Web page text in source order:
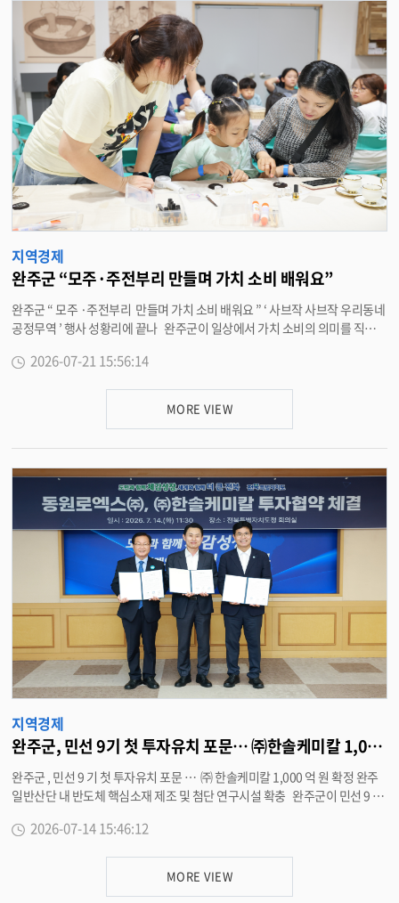
충 및 새원역사길 정비 등을 통해 안전하고 쾌적한 정주환경을 조성하며 구도
심에 활력을 불어넣었다 . 또한 노후주택 42 호에 대해 집수리 사업을 함께 진
행하여 정주환경 개선과 주거복지향상에도 힘을 쏟았다 . 도시재생의 중심인
새원복합어울림센터는 책쉼터 , 공부방 , 건강증진실 , 동아리방 , 체력단련실
등을 갖춘 복합문화공간으로 조성됐다 . 특히 올해 7 월부터 운영을 시작한 체
력단련실은 현재 160 여 명의 회원이 이용하며 구도심 방문객 증가와 함께 주
변 상권에도 활력을 더하고 있다 . 안산호 하원신마을 이장은 “ 예전에는 저녁
이면 적막했던 거리가 이제는 주민들이 모이고 웃음이 넘치는 사람 냄새 나는
공간으로 바뀌었다 ” 며 “ 도시재생사업과 행정의 적극적인 추진력이 구도심
을 다시 살아 숨 쉬는 중심지로 만들고 있다 ” 고 말했다 . 유희태 완주군수는 “
도시재생은 공간을 정비하는 데 그치지 않고 주민들의 삶과 공동체를 회복하
는 사업 ” 이라며 “ 새원복합어울림센터를 중심으로 정주여건을 개선하고 지
역경제에 활력을 불어넣을 수 있도록 지속적으로 노력하겠다 ” 고 말했다 . <
지역경제
완주군 “모주·주전부리 만들며 가치 소비 배워요”
완주군 “ 모주 ·주전부리 만들며 가치 소비 배워요 ” ‘ 사브작 사브작 우리동네
공정무역 ’ 행사 성황리에 끝나 완주군이 일상에서 가치 소비의 의미를 직접
최근 동상면 농업회사법인 공동체공간 수작에서 지역 소상공인과 주민들이 함
한 현장 소통 행보다 . 현장에는 달달구리 , 반줄 , 삼산도가 , 서리울 , 수작 , 조
아지구 등 지역 업체 6 곳이 동참해 공정무역 재료를 접목한 다채로운 체험 활
동을 주도했다 . 참가자들은 공정무역 설탕인 모스코바도를 활용한 디저트와
쌀강정 , 어머니의 손맛이 담긴 모주 만들기를 비롯해 아로마 오일 체험 , 공정
무역 원두를 재활용한 스트레스볼과 커피 찌꺼기 ( 커피박 ) 자석 ( 마그넷 ) 만
들기 등 다양한 활동에 참여했다 . 특히 행사장에는 가족 단위 참가자들의 발
길이 이어지며 부모와 아이들이 함께 공정무역 제품과 재료에 대한 설명을 듣
고 다양한 만들기 체험교실을 경험하는 등 행사장 곳곳이 활기로 가득 찼다 .
지역 소상공인들도 직접 체험교실을 기획 · 운영하며 공정무역 제품을 소개하
고 주민들과 소통하는 등 공정무역과 지역경제가 함께 성장하는 의미 있는 교
류의 장을 만들었다 . 최은아 경제정책과장은 “ 앞으로도 주민들이 생활에서
공정무역을 쉽게 이해하고 실천할 수 있도록 교육과 체험 중심의 다양한 사업
을 지속적으로 추진하겠다 ” 고 말했다 . <담당부서 경제정책과 290-3232>
2026-07-21 15:56:14
MORE VIEW
지역경제
완주군, 민선 9기 첫 투자유치 포문… ㈜한솔케미칼 1,000억 원 확정
완주군 , 민선 9 기 첫 투자유치 포문 … ㈜ 한솔케미칼 1,000 억 원 확정 완주
일반산단 내 반도체 핵심소재 제조 및 첨단 연구시설 확충 완주군이 민선 9 기
거점 도시로서의 위상을 확고히 했다 . 14 일 완주군은 전북특별자치도청에서
확충을 위한 투자협약을 체결했다 . 이날 협약식에는 유희태 완주군수를 비롯
2026-07-14 15:46:12
MORE VIEW